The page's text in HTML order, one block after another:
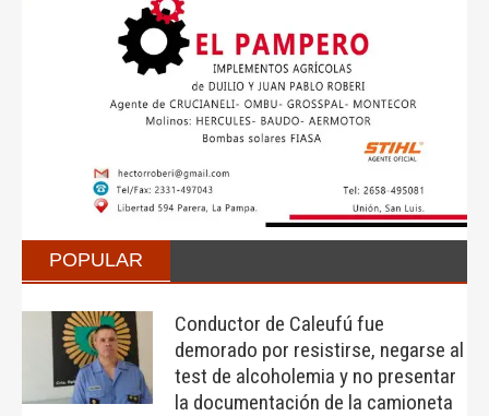
POPULAR
Conductor de Caleufú fue
demorado por resistirse, negarse al
test de alcoholemia y no presentar
la documentación de la camioneta